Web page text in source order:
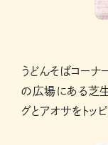
うどんそばコーナ
の広場にある芝生
グとアオサをトッ